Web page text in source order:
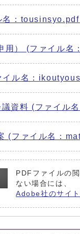
名：
用） (ファイル
イル名：
議資料 (ファイ
(ファイル名：
PDFファイルの
ない場合には、
Adobe社のサイ